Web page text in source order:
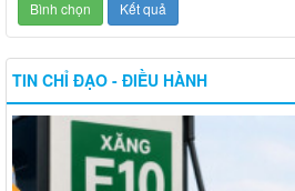
TIN CHỈ ĐẠO - ĐIỀU HÀNH